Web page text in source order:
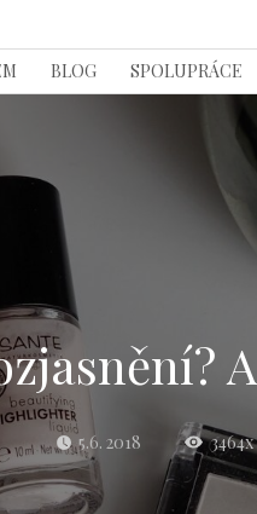
BLOG SPOLUPRÁCE
5.6. 2018 3464x